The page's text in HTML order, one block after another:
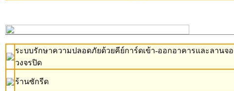
ระบบรักษาความปลอดภัยด้วยคีย์การ์ดเข้า-ออกอาคารและลานจ
วงจรปิด
ร้านซักรีด